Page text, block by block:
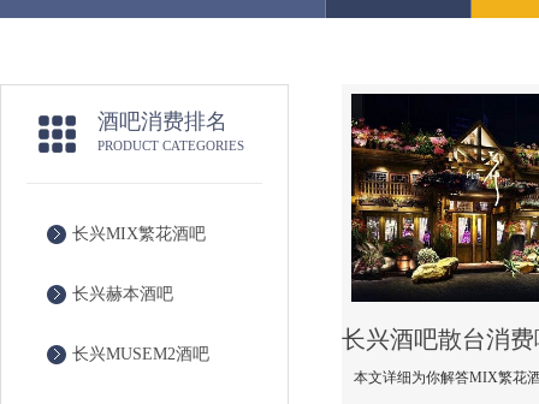
酒吧消费排名
PRODUCT CATEGORIES
长兴MIX繁花酒吧
长兴赫本酒吧
长兴MUSEM2酒吧